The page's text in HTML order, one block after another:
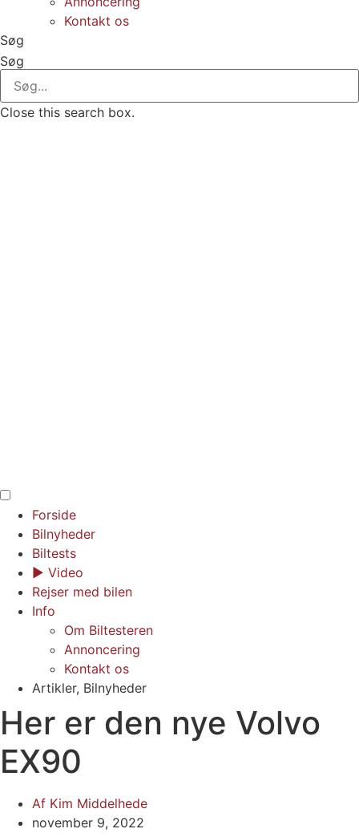
Kontakt os
Søg
Søg
Close this search box.
Forside
Bilnyheder
Biltests
▶︎ Video
Rejser med bilen
Info
Om Biltesteren
Annoncering
Kontakt os
Artikler, Bilnyheder
Her er den nye Volvo
EX90
Af Kim Middelhede
november 9, 2022